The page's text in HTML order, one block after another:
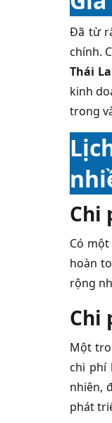
Đã từ
chính.
Thái
kinh
trong
Chi
Có
hoàn
rộng
Chi
Một
chi phí
nhiên,
phát